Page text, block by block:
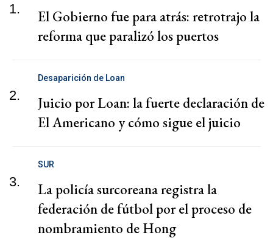
1.
El Gobierno fue para atrás: retrotrajo la
reforma que paralizó los puertos
2.
Desaparición de Loan
Juicio por Loan: la fuerte declaración de
El Americano y cómo sigue el juicio
3.
SUR
La policía surcoreana registra la
federación de fútbol por el proceso de
nombramiento de Hong